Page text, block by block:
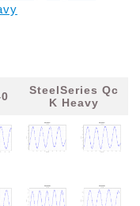
SteelSeries Qc
K Heavy